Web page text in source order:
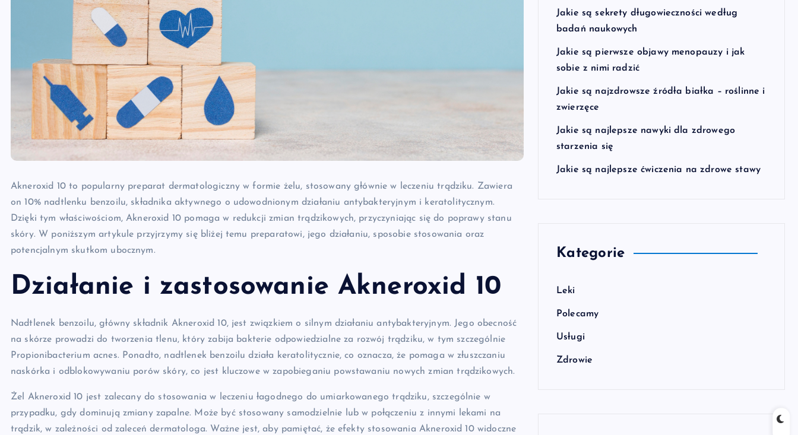
Akneroxid 10 to popularny preparat dermatologiczny w formie żelu, stosowany głównie w leczeniu trądziku. Zawiera
on 10% nadtlenku benzoilu, składnika aktywnego o udowodnionym działaniu antybakteryjnym i keratolitycznym.
Dzięki tym właściwościom, Akneroxid 10 pomaga w redukcji zmian trądzikowych, przyczyniając się do poprawy stanu
skóry. W poniższym artykule przyjrzymy się bliżej temu preparatowi, jego działaniu, sposobie stosowania oraz
potencjalnym skutkom ubocznym.
Działanie i zastosowanie Akneroxid 10
Nadtlenek benzoilu, główny składnik Akneroxid 10, jest związkiem o silnym działaniu antybakteryjnym. Jego obecność
na skórze prowadzi do tworzenia tlenu, który zabija bakterie odpowiedzialne za rozwój trądziku, w tym szczególnie
Propionibacterium acnes. Ponadto, nadtlenek benzoilu działa keratolitycznie, co oznacza, że pomaga w złuszczaniu
naskórka i odblokowywaniu porów skóry, co jest kluczowe w zapobieganiu powstawaniu nowych zmian trądzikowych.
Żel Akneroxid 10 jest zalecany do stosowania w leczeniu łagodnego do umiarkowanego trądziku, szczególnie w
przypadku, gdy dominują zmiany zapalne. Może być stosowany samodzielnie lub w połączeniu z innymi lekami na
trądzik, w zależności od zaleceń dermatologa. Ważne jest, aby pamiętać, że efekty stosowania Akneroxid 10 widoczne
Jakie są sekrety długowieczności według
badań naukowych
Jakie są pierwsze objawy menopauzy i jak
sobie z nimi radzić
Jakie są najzdrowsze źródła białka – roślinne i
zwierzęce
Jakie są najlepsze nawyki dla zdrowego
starzenia się
Jakie są najlepsze ćwiczenia na zdrowe stawy
Kategorie
Leki
Polecamy
Usługi
Zdrowie